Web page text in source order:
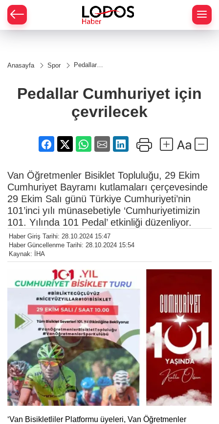
Anasayfa Spor
Pedallar
çevrilecek
Pedallar Cumhuriyet için
çevrilecek
Van Öğretmenler Bisiklet Topluluğu, 29 Ekim
Cumhuriyet Bayramı kutlamaları çerçevesinde
29 Ekim Salı günü Türkiye Cumhuriyeti’nin
101’inci yılı münasebetiyle ‘Cumhuriyetimizin
101. Yılında 101 Pedal’ etkinliği düzenliyor.
Haber Giriş Tarihi: 28.10.2024 15:47
Haber Güncellenme Tarihi: 28.10.2024 15:54
Kaynak: İHA
‘Van Bisikletliler Platformu üyeleri, Van Öğretmenler